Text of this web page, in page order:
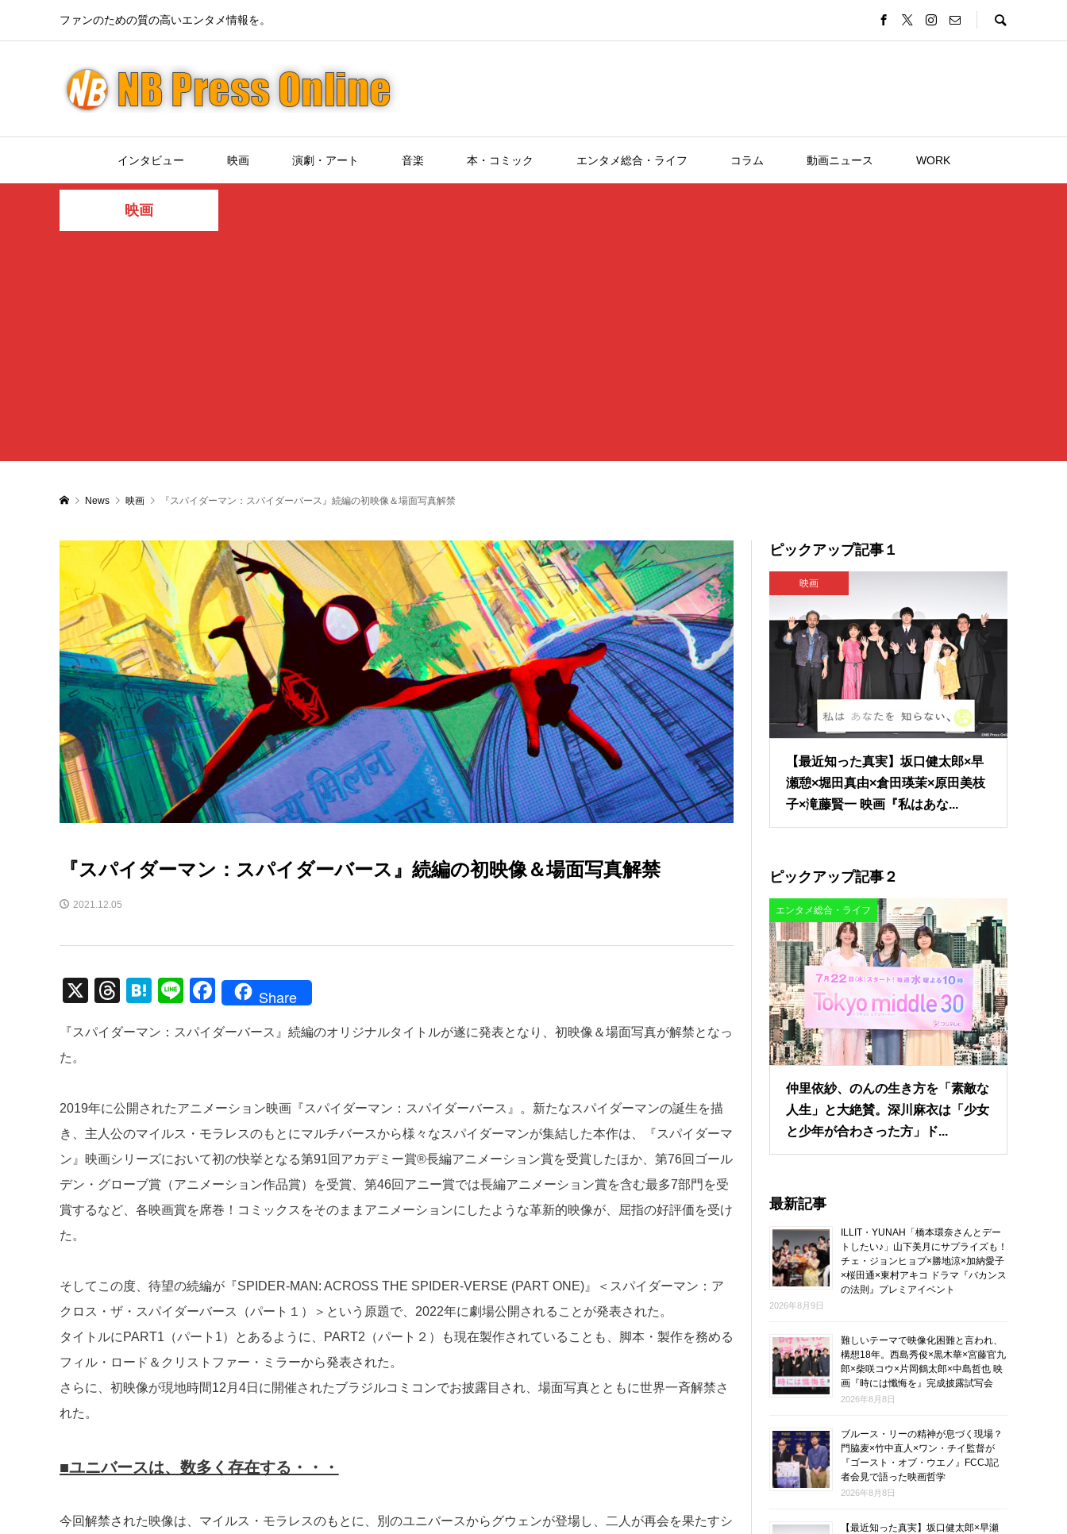
ファンのための質の高いエンタメ情報を。
インタビュー 映画 演劇・アート 音楽 本・コミック エンタメ総合・ライフ コラム 動画ニュース WORK
映画
News 映画 『スパイダーマン：スパイダーバース』続編の初映像＆場面写真解禁
『スパイダーマン：スパイダーバース』続編の初映像＆場面写真解禁
2021.12.05
X
T
e
s
H
e
Li
e
F
c
o
o
k
Share
『スパイダーマン：スパイダーバース』続編のオリジナルタイトルが遂に発表となり、初映像＆場面写真が解禁となっ
た。
2019年に公開されたアニメーション映画『スパイダーマン：スパイダーバース』。新たなスパイダーマンの誕生を描
き、主人公のマイルス・モラレスのもとにマルチバースから様々なスパイダーマンが集結した本作は、『スパイダーマ
ン』映画シリーズにおいて初の快挙となる第91回アカデミー賞®長編アニメーション賞を受賞したほか、第76回ゴール
デン・グローブ賞（アニメーション作品賞）を受賞、第46回アニー賞では長編アニメーション賞を含む最多7部門を受
賞するなど、各映画賞を席巻！コミックスをそのままアニメーションにしたような革新的映像が、屈指の好評価を受け
た。
そしてこの度、待望の続編が『SPIDER-MAN: ACROSS THE SPIDER-VERSE (PART ONE)』＜スパイダーマン：ア
クロス・ザ・スパイダーバース（パート１）＞という原題で、2022年に劇場公開されることが発表された。
タイトルにPART1（パート1）とあるように、PART2（パート２）も現在製作されていることも、脚本・製作を務める
フィル・ロード＆クリストファー・ミラーから発表された。
さらに、初映像が現地時間12月4日に開催されたブラジルコミコンでお披露目され、場面写真とともに世界一斉解禁さ
れた。
■ユニバースは、数多く存在する・・・
今回解禁された映像は、マイルス・モラレスのもとに、別のユニバースからグウェンが登場し、二人が再会を果たすシ
ピックアップ記事１
映画
【最近知った真実】坂口健太郎×早
瀬憩×堀田真由×倉田瑛茉×原田美枝
子×滝藤賢一 映画『私はあな...
ピックアップ記事２
エンタメ総合・ライフ
仲里依紗、のんの生き方を「素敵な
人生」と大絶賛。深川麻衣は「少女
と少年が合わさった方」ド...
最新記事
ILLIT・YUNAH「橋本環奈さんとデー
トしたい♪」山下美月にサプライズも！
チェ・ジョンヒョプ×勝地涼×加納愛子
×桜田通×東村アキコ ドラマ『バカンス
の法則』プレミアイベント
2026年8月9日
難しいテーマで映像化困難と言われ、
構想18年。西島秀俊×黒木華×宮藤官九
郎×柴咲コウ×片岡鶴太郎×中島哲也 映
画『時には懺悔を』完成披露試写会
2026年8月8日
ブルース・リーの精神が息づく現場？
門脇麦×竹中直人×ワン・チイ監督が
『ゴースト・オブ・ウエノ』FCCJ記
者会見で語った映画哲学
2026年8月8日
【最近知った真実】坂口健太郎×早瀬